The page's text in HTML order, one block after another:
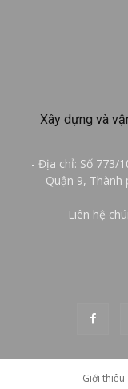
Xây dựng và
- Địa chỉ: Số 773/
Quận 9, Thành
Liên hệ
Giới thiệu